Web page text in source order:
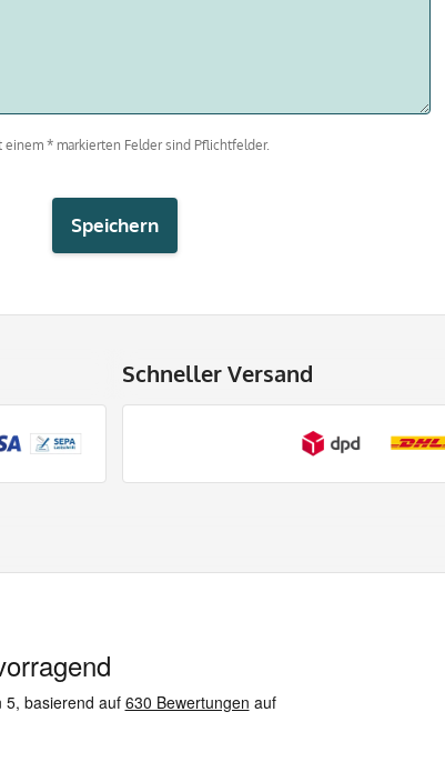
einem * markierten Felder sind Pflichtfelder.
Speichern
Schneller Versand